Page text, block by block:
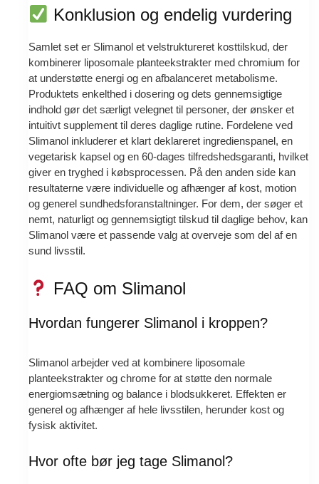
Konklusion og endelig vurdering
Samlet set er Slimanol et velstruktureret kosttilskud, der
kombinerer liposomale planteekstrakter med chromium for
at understøtte energi og en afbalanceret metabolisme.
Produktets enkelthed i dosering og dets gennemsigtige
indhold gør det særligt velegnet til personer, der ønsker et
intuitivt supplement til deres daglige rutine. Fordelene ved
Slimanol inkluderer et klart deklareret ingredienspanel, en
vegetarisk kapsel og en 60-dages tilfredshedsgaranti, hvilket
giver en tryghed i købsprocessen. På den anden side kan
resultaterne være individuelle og afhænger af kost, motion
og generel sundhedsforanstaltninger. For dem, der søger et
nemt, naturligt og gennemsigtigt tilskud til daglige behov, kan
Slimanol være et passende valg at overveje som del af en
sund livsstil.
FAQ om Slimanol
Hvordan fungerer Slimanol i kroppen?
Slimanol arbejder ved at kombinere liposomale
planteekstrakter og chrome for at støtte den normale
energiomsætning og balance i blodsukkeret. Effekten er
generel og afhænger af hele livsstilen, herunder kost og
fysisk aktivitet.
Hvor ofte bør jeg tage Slimanol?